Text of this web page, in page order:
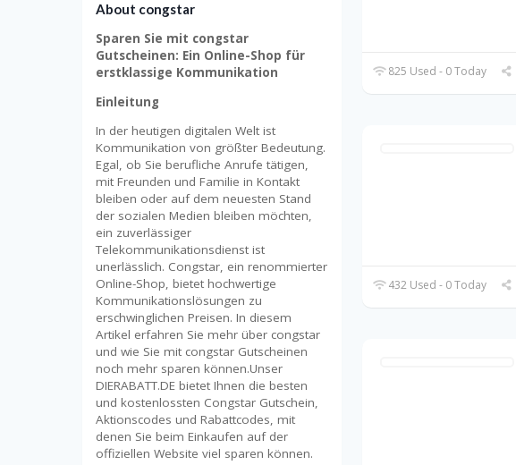
825 Used - 0 Today
432 Used - 0 Today
About congstar
Sparen Sie mit congstar
Gutscheinen: Ein Online-Shop für
erstklassige Kommunikation
Einleitung
In der heutigen digitalen Welt ist
Kommunikation von größter Bedeutung.
Egal, ob Sie berufliche Anrufe tätigen,
mit Freunden und Familie in Kontakt
bleiben oder auf dem neuesten Stand
der sozialen Medien bleiben möchten,
ein zuverlässiger
Telekommunikationsdienst ist
unerlässlich. Congstar, ein renommierter
Online-Shop, bietet hochwertige
Kommunikationslösungen zu
erschwinglichen Preisen. In diesem
Artikel erfahren Sie mehr über congstar
und wie Sie mit congstar Gutscheinen
noch mehr sparen können.Unser
DIERABATT.DE bietet Ihnen die besten
und kostenlossten Congstar Gutschein,
Aktionscodes und Rabattcodes, mit
denen Sie beim Einkaufen auf der
offiziellen Website viel sparen können.